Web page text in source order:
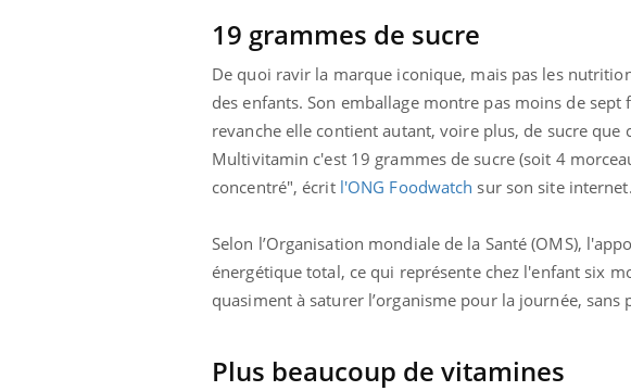
19 grammes de sucre
De quoi ravir la marque iconique, mais pas les
des enfants. Son emballage montre pas moins de
revanche elle contient autant, voire plus, de sucre que
Multivitamin c'est 19 grammes de sucre (soit 4
concentré", écrit l'ONG Foodwatch sur son site internet.
Selon l’Organisation mondiale de la Santé (OMS),
énergétique total, ce qui représente chez l'enfant six
quasiment à saturer l’organisme pour la journée,
Plus beaucoup de vitamines